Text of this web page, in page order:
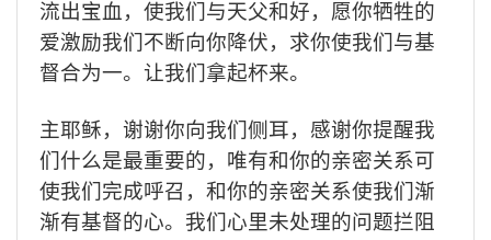
流出宝血，使我们与天父和好，愿你牺牲的
爱激励我们不断向你降伏，求你使我们与基
督合为一。让我们拿起杯来。
主耶稣，谢谢你向我们侧耳，感谢你提醒我
们什么是最重要的，唯有和你的亲密关系可
使我们完成呼召，和你的亲密关系使我们渐
渐有基督的心。我们心里未处理的问题拦阻